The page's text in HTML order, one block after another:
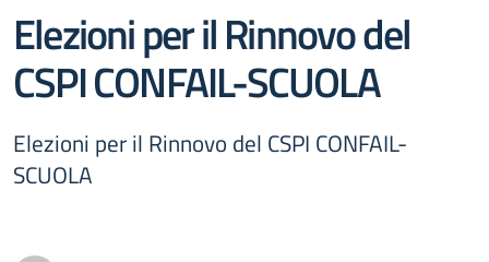
Elezioni per il Rinnovo del
CSPI CONFAIL-SCUOLA
Elezioni per il Rinnovo del CSPI CONFAIL-
SCUOLA